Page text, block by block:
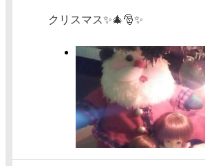
クリスマス✨🎄🎅✨